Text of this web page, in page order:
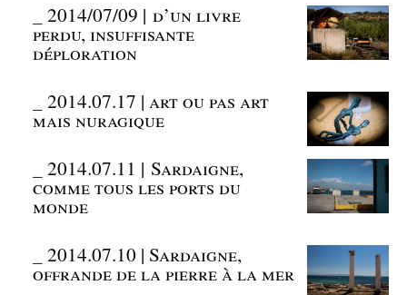
_2014/07/09 | d’un livre
perdu, insuffisante
déploration
_2014.07.17 | art ou pas art
mais nuragique
_2014.07.11 | Sardaigne,
comme tous les ports du
monde
_2014.07.10 | Sardaigne,
offrande de la pierre à la mer